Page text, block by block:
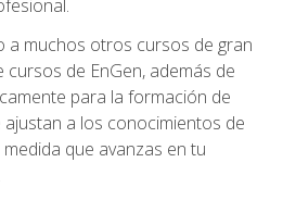
a muchos otros cursos de gran
de EnGen, además de
para la formación de
ajustan a los conocimientos de
que avanzas en tu